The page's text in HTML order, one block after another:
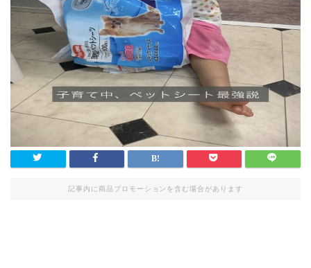
記事内に商品プロモーションを含む場合があります